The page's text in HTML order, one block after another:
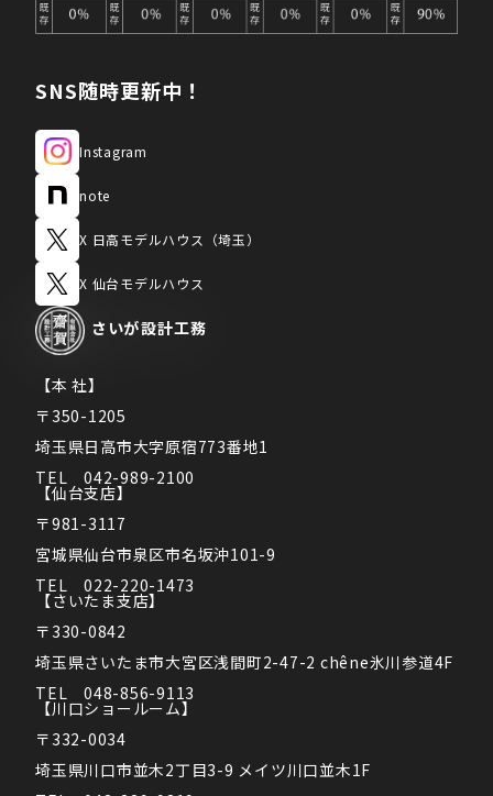
さいが設計工務
【本 社】
〒350-1205
埼玉県日高市大字原宿773番地1
TEL　042-989-2100
【仙台支店】
〒981-3117
宮城県仙台市泉区市名坂沖101-9
TEL　022-220-1473
【さいたま支店】
〒330-0842
埼玉県さいたま市大宮区浅間町2-47-2 chêne氷川参道4F
TEL　048-856-9113
【川口ショールーム】
〒332-0034
埼玉県川口市並木2丁目3-9 メイツ川口並木1F
SNS随時更新中！
Instagram
note
X 日高モデルハウス（埼玉）
X 仙台モデルハウス